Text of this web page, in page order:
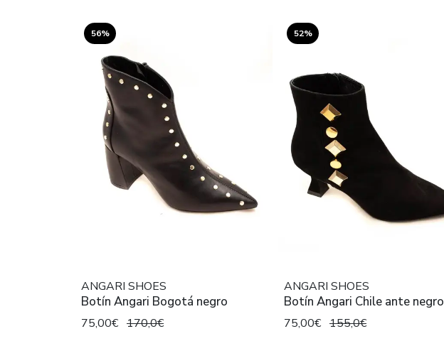
56%
ANGARI SHOES
Botín Angari Bogotá negro
75,00€ 170,0€
52%
ANGARI SHOES
Botín Angari Chile ante negro
75,00€ 155,0€